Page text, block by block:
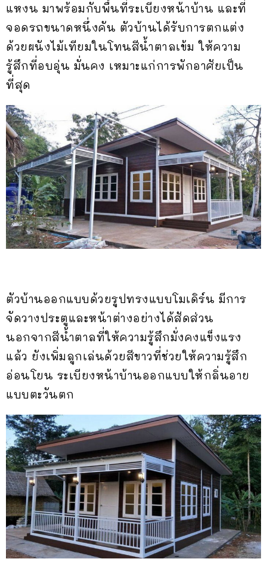
แหงน มาพร้อมกับพื้นที่ระเบียงหน้าบ้าน และที่
จอดรถขนาดหนึ่งคัน ตัวบ้านได้รับการตกแต่ง
ด้วยผนังไม้เทียมในโทนสีน้ำตาลเข้ม ให้ความ
รู้สึกที่อบอุ่น มั่นคง เหมาะแก่การพักอาศัยเป็น
ที่สุด
ตัวบ้านออกแบบด้วยรูปทรงแบบโมเดิร์น มีการ
จัดวางประตูและหน้าต่างอย่างได้สัดส่วน
นอกจากสีน้ำตาลที่ให้ความรู้สึกมั่งคงแข็งแรง
แล้ว ยังเพิ่มลูกเล่นด้วยสีขาวที่ช่วยให้ความรู้สึก
อ่อนโยน ระเบียงหน้าบ้านออกแบบให้กลิ่นอาย
แบบตะวันตก